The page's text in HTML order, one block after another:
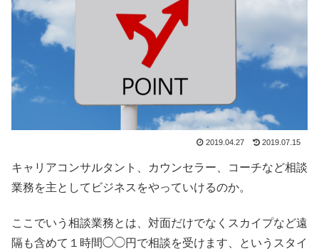
2019.04.27 2019.07.15
キャリアコンサルタント、カウンセラー、コーチなど相談
業務を主としてビジネスをやっていけるのか。
ここでいう相談業務とは、対面だけでなくスカイプなど遠
隔も含めて１時間◯◯円で相談を受けます、というスタイ